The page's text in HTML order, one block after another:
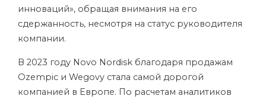
инноваций», обращая внимания на его
сдержанность, несмотря на статус руководителя
компании.
В 2023 году Novo Nordisk благодаря продажам
Ozempic и Wegovy стала самой дорогой
компанией в Европе. По расчетам аналитиков